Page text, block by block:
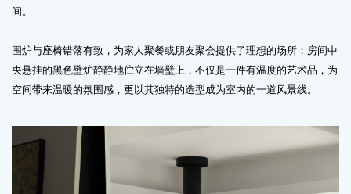
间。
围炉与座椅错落有致，为家人聚餐或朋友聚会提供了理想的场所；房间中
央悬挂的黑色壁炉静静地伫立在墙壁上，不仅是一件有温度的艺术品，为
空间带来温暖的氛围感，更以其独特的造型成为室内的一道风景线。